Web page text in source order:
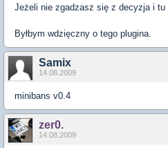
Jeżeli nie zgadzasz się z decyzja i tu
Byłbym wdzięczny o tego plugina.
Samix
14.08.2009
minibans v0.4
zer0.
14.08.2009